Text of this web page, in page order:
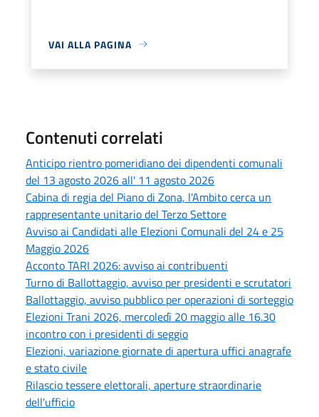
VAI ALLA PAGINA
Contenuti correlati
Anticipo rientro pomeridiano dei dipendenti comunali
del 13 agosto 2026 all' 11 agosto 2026
Cabina di regia del Piano di Zona, l'Ambito cerca un
rappresentante unitario del Terzo Settore
Avviso ai Candidati alle Elezioni Comunali del 24 e 25
Maggio 2026
Acconto TARI 2026: avviso ai contribuenti
Turno di Ballottaggio, avviso per presidenti e scrutatori
Ballottaggio, avviso pubblico per operazioni di sorteggio
Elezioni Trani 2026, mercoledì 20 maggio alle 16.30
incontro con i presidenti di seggio
Elezioni, variazione giornate di apertura uffici anagrafe
e stato civile
Rilascio tessere elettorali, aperture straordinarie
dell'ufficio